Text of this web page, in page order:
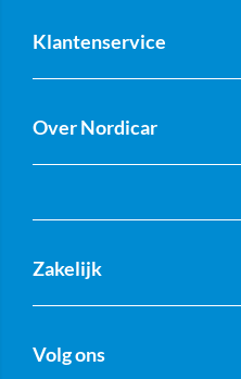
Klantenservice
Over Nordicar
Zakelijk
Volg ons